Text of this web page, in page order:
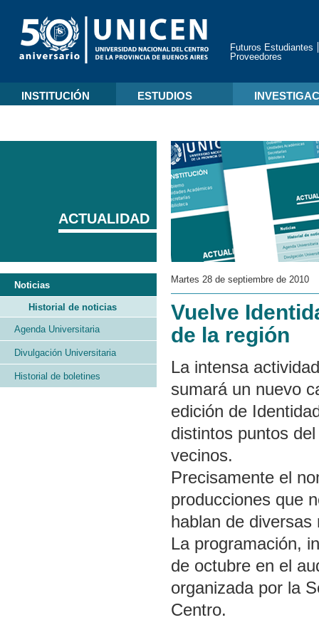
Futuros Estudiantes
Proveedores
INSTITUCIÓN ESTUDIOS
Martes 28 de septiembre de 2010
Vuelve
de la región
La intensa
sumará un nuevo
edición de
distintos puntos
vecinos.
Precisamente el
producciones que
hablan de
La programación,
de octubre en el
organizada por la
Centro.
ACTUALIDAD
Noticias
Historial de noticias
Agenda Universitaria
Divulgación Universitaria
Historial de boletines